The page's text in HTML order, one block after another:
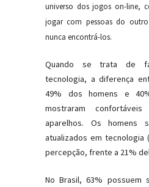
universo dos jogos on-line,
jogar com pessoas do
nunca encontrá-los.
Quando se trata de
tecnologia, a diferença
49% dos homens e
mostraram
aparelhos. Os homens
atualizados em tecnologia
percepção, frente a 21%
No Brasil, 63% possuem